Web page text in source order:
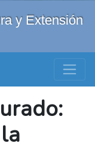
y Extensión